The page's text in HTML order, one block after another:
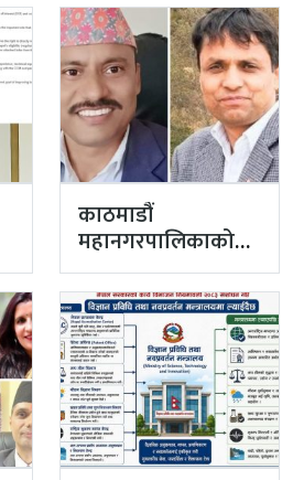
काठमाडौं
महानगरपालिकाको
प्रमुख प्रशासकीय
अधिकृतमा अर्याल,
सहसचिव केसी
अख्तियारबाट ‘आउट’